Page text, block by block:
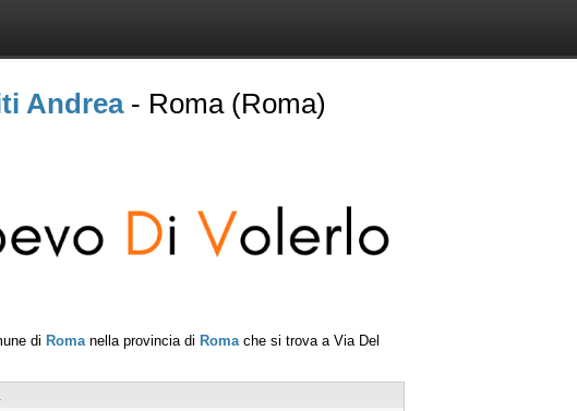
Andrea- Roma (Roma)
di Roma nella provincia di Roma che si trova a Via Del